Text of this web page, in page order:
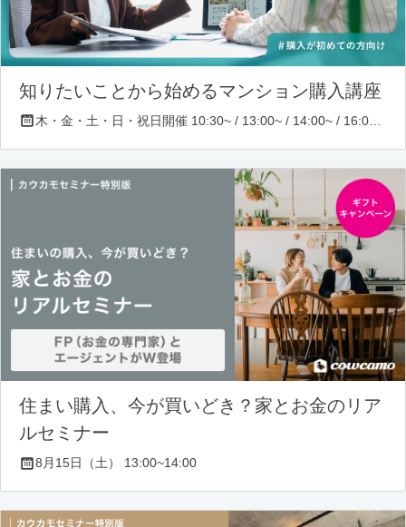
知りたいことから始めるマンション購入講座
住まい購入、今が買いどき？家とお金のリア
ルセミナー
8月15日（土） 13:00~14:00